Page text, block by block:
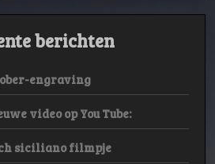
berichten
engraving
video op You Tube:
siciliano filmpje